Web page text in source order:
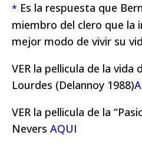
* Es la respuesta que
miembro del clero que la
mejor modo de vivir su
VER la pellicula de la vida
Lourdes (Delannoy 1988)
VER la pellicula de la
Nevers AQUI